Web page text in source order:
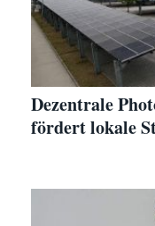
Dezentrale
fördert lokale